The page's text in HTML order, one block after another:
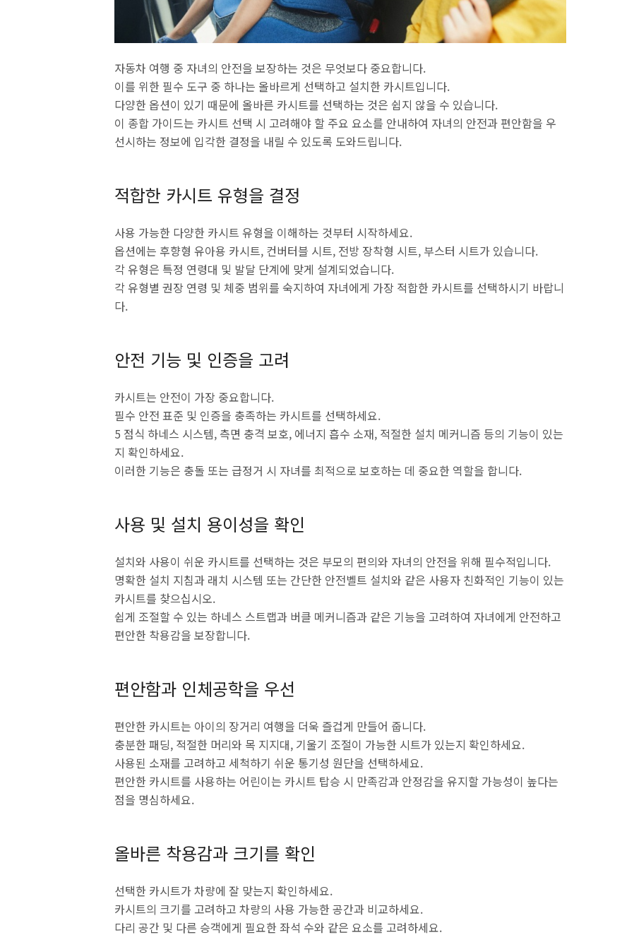
자동차 여행 중 자녀의 안전을 보장하는 것은 무엇보다 중요합니다.
이를 위한 필수 도구 중 하나는 올바르게 선택하고 설치한 카시트입니다.
다양한 옵션이 있기 때문에 올바른 카시트를 선택하는 것은 쉽지 않을 수 있습니다.
이 종합 가이드는 카시트 선택 시 고려해야 할 주요 요소를 안내하여 자녀의 안전과 편안함을 우
선시하는 정보에 입각한 결정을 내릴 수 있도록 도와드립니다.
적합한 카시트 유형을 결정
사용 가능한 다양한 카시트 유형을 이해하는 것부터 시작하세요.
옵션에는 후향형 유아용 카시트, 컨버터블 시트, 전방 장착형 시트, 부스터 시트가 있습니다.
각 유형은 특정 연령대 및 발달 단계에 맞게 설계되었습니다.
각 유형별 권장 연령 및 체중 범위를 숙지하여 자녀에게 가장 적합한 카시트를 선택하시기 바랍니
다.
안전 기능 및 인증을 고려
카시트는 안전이 가장 중요합니다.
필수 안전 표준 및 인증을 충족하는 카시트를 선택하세요.
5 점식 하네스 시스템, 측면 충격 보호, 에너지 흡수 소재, 적절한 설치 메커니즘 등의 기능이 있는
지 확인하세요.
이러한 기능은 충돌 또는 급정거 시 자녀를 최적으로 보호하는 데 중요한 역할을 합니다.
사용 및 설치 용이성을 확인
설치와 사용이 쉬운 카시트를 선택하는 것은 부모의 편의와 자녀의 안전을 위해 필수적입니다.
명확한 설치 지침과 래치 시스템 또는 간단한 안전벨트 설치와 같은 사용자 친화적인 기능이 있는
카시트를 찾으십시오.
쉽게 조절할 수 있는 하네스 스트랩과 버클 메커니즘과 같은 기능을 고려하여 자녀에게 안전하고
편안한 착용감을 보장합니다.
편안함과 인체공학을 우선
편안한 카시트는 아이의 장거리 여행을 더욱 즐겁게 만들어 줍니다.
충분한 패딩, 적절한 머리와 목 지지대, 기울기 조절이 가능한 시트가 있는지 확인하세요.
사용된 소재를 고려하고 세척하기 쉬운 통기성 원단을 선택하세요.
편안한 카시트를 사용하는 어린이는 카시트 탑승 시 만족감과 안정감을 유지할 가능성이 높다는
점을 명심하세요.
올바른 착용감과 크기를 확인
선택한 카시트가 차량에 잘 맞는지 확인하세요.
카시트의 크기를 고려하고 차량의 사용 가능한 공간과 비교하세요.
다리 공간 및 다른 승객에게 필요한 좌석 수와 같은 요소를 고려하세요.